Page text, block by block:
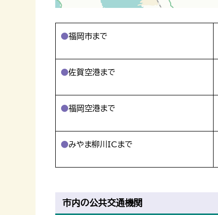
福岡市まで
佐賀空港まで
福岡空港まで
みやま柳川ICまで
市内の公共交通機関